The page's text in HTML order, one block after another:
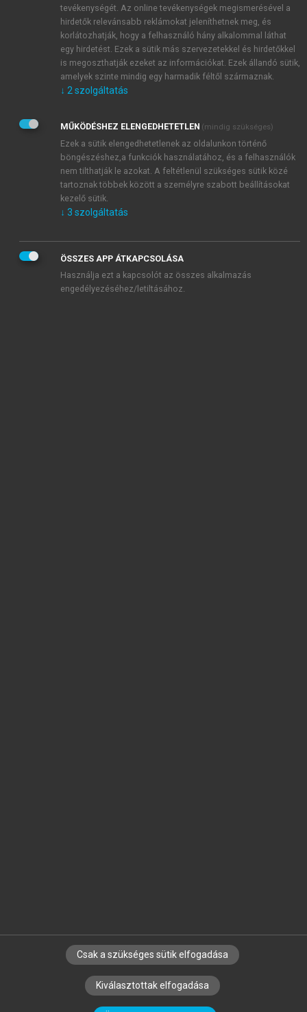
JELSZÓ ÚJRA
Kérek értesítést a MeRSZ újdonságairól, akcióiról.
Kérek értesítést az Akadémiai Kiadó Zrt. újdonságairól,
Adatkezelési tájékoztatóbanfoglaltakat tudomásul
veszem és elfogadom.
Általános vásárlási feltételeket, valamint a szotar.netés a
mersz.huoldalak licencszerződéseiben foglaltakat
tudomásul veszem és elfogadom.
KIPRÓBÁLOM
SZERZŐKNEK CÉGEKNEK KÖNYVTÁROSOKNAK
SZERKESZTÉSI ÉS LEKTORÁLÁSI ALAPELVEK
tevékenységét. Az online tevékenységek megismerésével a
hirdetők relevánsabb reklámokat jeleníthetnek meg, és
korlátozhatják, hogy a felhasználó hány alkalommal láthat
egy hirdetést. Ezek a sütik más szervezetekkel és hirdetőkkel
is megoszthatják ezeket az információkat. Ezek állandó sütik,
amelyek szinte mindig egy harmadik féltől származnak.
↓ 2 szolgáltatás
MŰKÖDÉSHEZ ELENGEDHETETLEN (mindig szükséges)
Ezek a sütik elengedhetetlenek az oldalunkon történő
böngészéshez,a funkciók használatához, és a felhasználók
nem tilthatják le azokat. A feltétlenül szükséges sütik közé
tartoznak többek között a személyre szabott beállításokat
kezelő sütik.
↓ 3 szolgáltatás
ÖSSZES APP ÁTKAPCSOLÁSA
Használja ezt a kapcsolót az összes alkalmazás
engedélyezéséhez/letiltásához.
Csak a szükséges sütik elfogadása
Kiválasztottak elfogadása